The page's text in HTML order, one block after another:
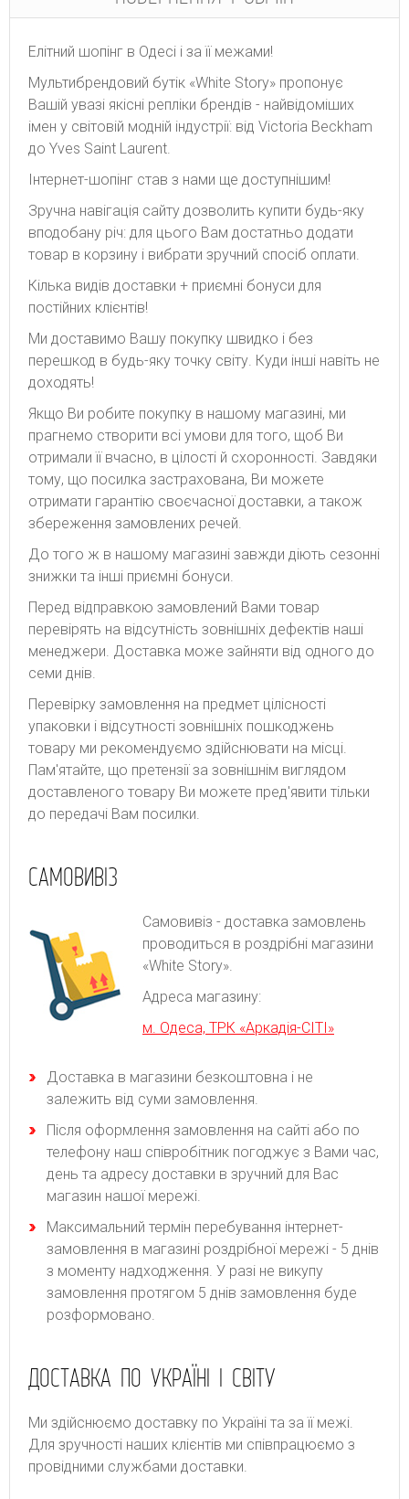
Елітний шопінг в Одесі і за її межами!
Мультибрендовий бутік «White Story» пропонує
Вашій увазі якісні репліки брендів - найвідоміших
імен у світовій модній індустрії: від Victoria Beckham
до Yves Saint Laurent.
Інтернет-шопінг став з нами ще доступнішим!
Зручна навігація сайту дозволить купити будь-яку
вподобану річ: для цього Вам достатньо додати
товар в корзину і вибрати зручний спосіб оплати.
Кілька видів доставки + приємні бонуси для
постійних клієнтів!
Ми доставимо Вашу покупку швидко і без
перешкод в будь-яку точку світу. Куди інші навіть не
доходять!
Якщо Ви робите покупку в нашому магазині, ми
прагнемо створити всі умови для того, щоб Ви
отримали її вчасно, в цілості й схоронності. Завдяки
тому, що посилка застрахована, Ви можете
отримати гарантію своєчасної доставки, а також
збереження замовлених речей.
До того ж в нашому магазині завжди діють сезонні
знижки та інші приємні бонуси.
Перед відправкою замовлений Вами товар
перевірять на відсутність зовнішніх дефектів наші
менеджери. Доставка може зайняти від одного до
семи днів.
Перевірку замовлення на предмет цілісності
упаковки і відсутності зовнішніх пошкоджень
товару ми рекомендуємо здійснювати на місці.
Пам'ятайте, що претензії за зовнішнім виглядом
доставленого товару Ви можете пред'явити тільки
до передачі Вам посилки.
САМОВИВІЗ
Самовивіз - доставка замовлень
проводиться в роздрібні магазини
«White Story».
Адреса магазину:
м. Одеса, ТРК «Аркадія-СІТІ»
Доставка в магазини безкоштовна і не
залежить від суми замовлення.
Після оформлення замовлення на сайті або по
телефону наш співробітник погоджує з Вами час,
день та адресу доставки в зручний для Вас
магазин нашої мережі.
Максимальний термін перебування інтернет-
замовлення в магазині роздрібної мережі - 5 днів
з моменту надходження. У разі не викупу
замовлення протягом 5 днів замовлення буде
розформовано.
ДОСТАВКА ПО УКРАЇНІ І СВІТУ
Ми здійснюємо доставку по Україні та за її межі.
Для зручності наших клієнтів ми співпрацюємо з
провідними службами доставки.